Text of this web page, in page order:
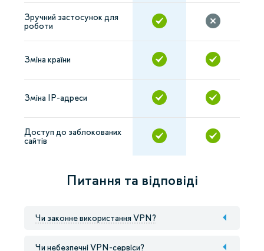
Зручний застосунок для
роботи
Зміна країни
Зміна IP-адреси
Доступ до заблокованих
сайтів
Питання та відповіді
Чи законне використання VPN?
Чи небезпечні VPN-сервіси?